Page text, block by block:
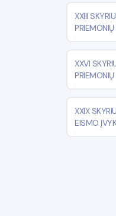
XXIII
XXVI
XXIX
EISMO